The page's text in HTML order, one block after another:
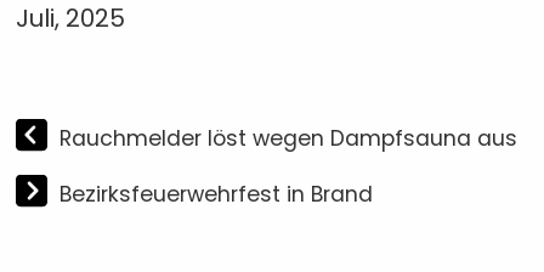
Juli, 2025
Rauchmelder löst wegen Dampfsauna aus
Bezirksfeuerwehrfest in Brand